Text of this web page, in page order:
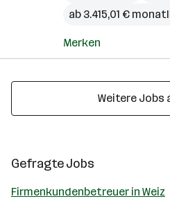
ab 3.415,01 €
Merken
Weitere Jobs
Gefragte Jobs
Firmenkundenbetreuer in Weiz